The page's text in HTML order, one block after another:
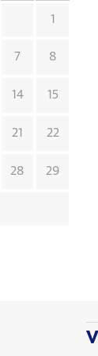
1
7 8
14 15
21 22
28 29